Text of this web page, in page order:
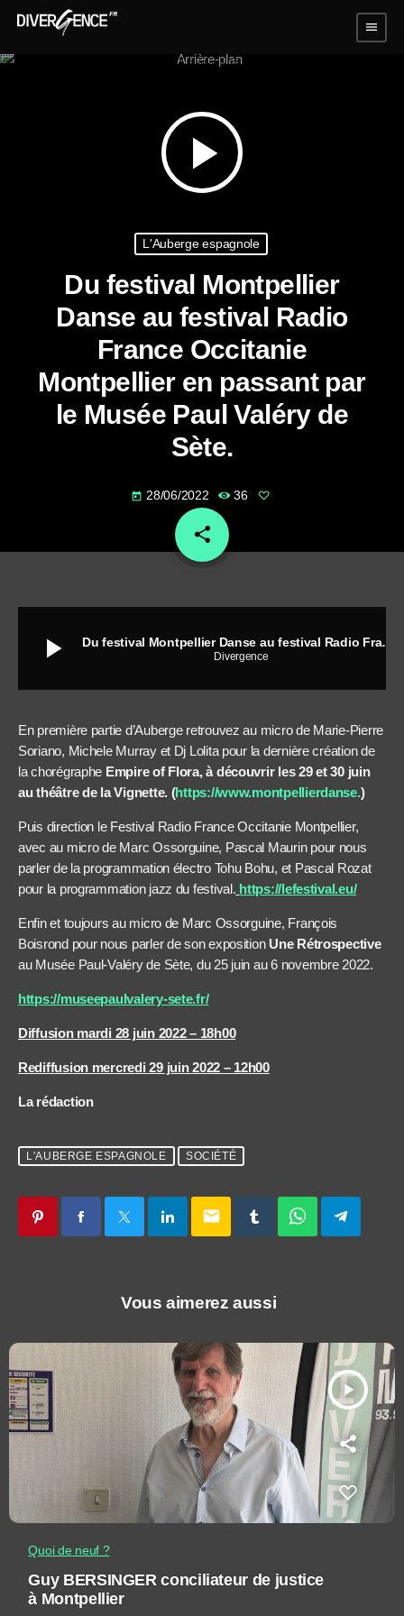
menu
play_arrow
L'Auberge espagnole
Du festival Montpellier
Danse au festival Radio
France Occitanie
Montpellier en passant par
le Musée Paul Valéry de
Sète.
today 28/06/2022 36
share
email
play_arrow Du festival Montpellier Danse au festival Radio France Occitanie Montpellier en passant par le Musée Paul Valéry de Sète.
Divergence
En première partie d’Auberge retrouvez au micro de Marie-Pierre
Soriano, Michele Murray et Dj Lolita pour la dernière création de
la chorégraphe Empire of Flora,à découvrir les 29 et 30 juin
au théâtre de la Vignette. (https://www.montpellierdanse.)
Puis direction le Festival Radio France Occitanie Montpellier,
avec au micro de Marc Ossorguine, Pascal Maurin pour nous
parler de la programmation électro Tohu Bohu, et Pascal Rozat
pour la programmation jazz du festival. https://lefestival.eu/
Enfin et toujours au micro de Marc Ossorguine, François
Boisrond pour nous parler de son exposition Une Rétrospective
au Musée Paul-Valéry de Sète, du 25 juin au 6 novembre 2022.
https://museepaulvalery-sete.fr/
Diffusion mardi 28 juin 2022 – 18h00
Rediffusion mercredi 29 juin 2022 – 12h00
La rédaction
L'AUBERGE ESPAGNOLE SOCIÉTÉ
email
Vous aimerez aussi
play_arrow
Quoi de neuf ?
Guy BERSINGER conciliateur de justice
à Montpellier